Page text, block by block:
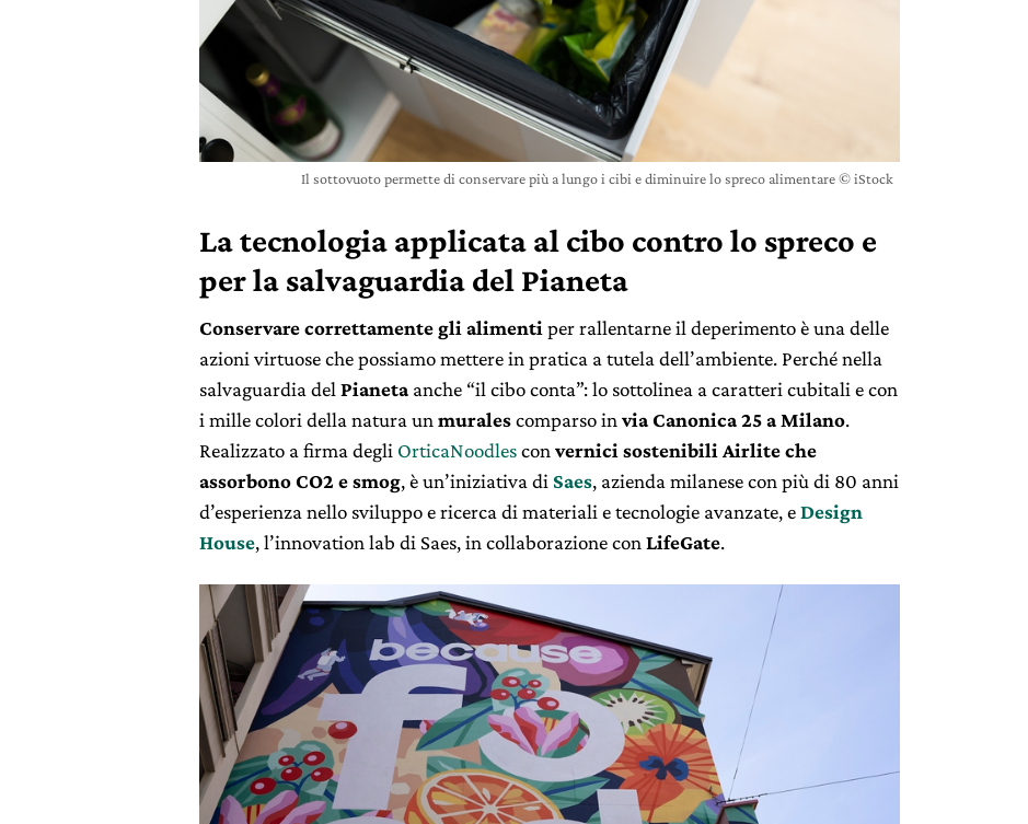
Il sottovuoto permette di conservare più a lungo i cibi e diminuire lo spreco alimentare © iStock
La tecnologia applicata al cibo contro lo spreco e
per la salvaguardia del Pianeta
Conservare correttamente gli alimenti per rallentarne il deperimento è una delle
azioni virtuose che possiamo mettere in pratica a tutela dell’ambiente. Perché nella
salvaguardia del Pianeta anche “il cibo conta”: lo sottolinea a caratteri cubitali e con
i mille colori della natura un muralescomparso in via Canonica 25 a Milano.
Realizzato a firma degli OrticaNoodlescon vernici sostenibili Airlite che
assorbono CO2 e smog, è un’iniziativa di Saes, azienda milanese con più di 80 anni
d’esperienza nello sviluppo e ricerca di materiali e tecnologie avanzate, ​​eDesign
House, l’innovation lab di Saes, in collaborazione con LifeGate.